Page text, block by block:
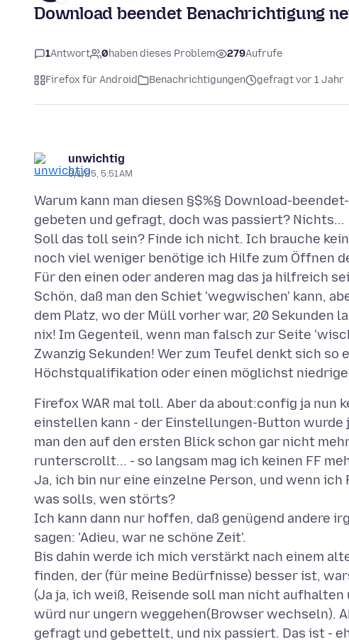
Download beendet Benachrichtigung
1Antwort 0haben dieses Problem 279Aufrufe
Firefox für Android Benachrichtigungen gefragt vor 1 Jahr
unwichtig
8/1/25, 5:51 AM
Warum kann man diesen §$%§ Download-
gebeten und gefragt, doch was passiert? Nichts...
Soll das toll sein? Finde ich nicht. Ich brauche
noch viel weniger benötige ich Hilfe zum Öffnen
Für den einen oder anderen mag das ja hilfreich
Schön, daß man den Schiet 'wegwischen' kann,
dem Platz, wo der Müll vorher war, 20 Sekunden
nix! Im Gegenteil, wenn man falsch zur Seite
Zwanzig Sekunden! Wer zum Teufel denkt sich
Firefox WAR mal toll. Aber da about:config ja nun
einstellen kann - der Einstellungen-Button wurde
man den auf den ersten Blick schon gar nicht
runterscrollt... - so langsam mag ich keinen FF
Ja, ich bin nur eine einzelne Person, und wenn
was solls, wen störts?
Ich kann dann nur hoffen, daß genügend andere
sagen: 'Adieu, war ne schöne Zeit'.
Bis dahin werde ich mich verstärkt nach einem
finden, der (für meine Bedürfnisse) besser ist,
(Ja ja, ich weiß, Reisende soll man nicht
würd nur ungern weggehen(Browser wechseln).
gefragt und gebettelt, und nix passiert. Das ist -